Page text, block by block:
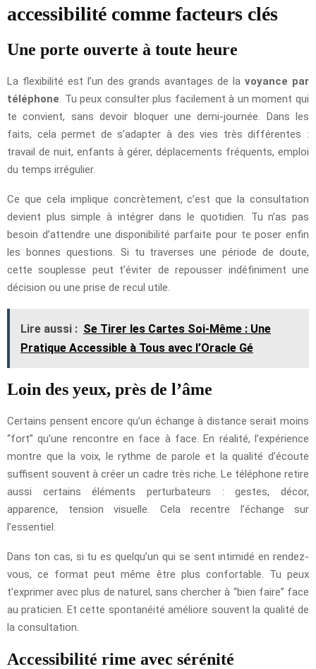
accessibilité comme facteurs clés
Une porte ouverte à toute heure
La flexibilité est l’un des grands avantages de la voyance par
téléphone . Tu peux consulter plus facilement à un moment qui
te convient, sans devoir bloquer une demi-journée. Dans les
faits, cela permet de s’adapter à des vies très différentes :
travail de nuit, enfants à gérer, déplacements fréquents, emploi
du temps irrégulier.
Ce que cela implique concrètement, c’est que la consultation
devient plus simple à intégrer dans le quotidien. Tu n’as pas
besoin d’attendre une disponibilité parfaite pour te poser enfin
les bonnes questions. Si tu traverses une période de doute,
cette souplesse peut t’éviter de repousser indéfiniment une
décision ou une prise de recul utile.
Lire aussi : Se Tirer les Cartes Soi-Même : Une
Pratique Accessible à Tous avec l’Oracle Gé
Loin des yeux, près de l’âme
Certains pensent encore qu’un échange à distance serait moins
“fort” qu’une rencontre en face à face. En réalité, l’expérience
montre que la voix, le rythme de parole et la qualité d’écoute
suffisent souvent à créer un cadre très riche. Le téléphone retire
aussi certains éléments perturbateurs : gestes, décor,
apparence, tension visuelle. Cela recentre l’échange sur
l’essentiel.
Dans ton cas, si tu es quelqu’un qui se sent intimidé en rendez-
vous, ce format peut même être plus confortable. Tu peux
t’exprimer avec plus de naturel, sans chercher à “bien faire” face
au praticien. Et cette spontanéité améliore souvent la qualité de
la consultation.
Accessibilité rime avec sérénité